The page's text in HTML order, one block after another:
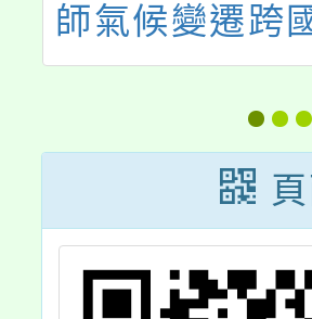
師氣候變遷跨
講習活動